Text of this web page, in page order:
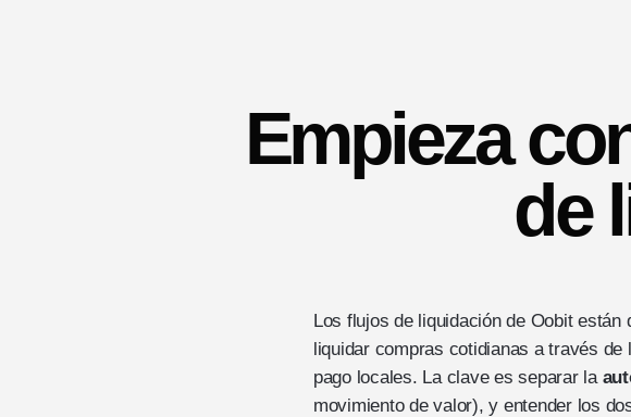
Empieza
de
Los flujos de liquidación de Oobit
liquidar compras cotidianas a través
pago locales. La clave es separar la
movimiento de valor), y entender los